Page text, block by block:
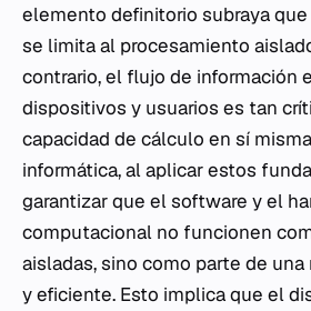
elemento definitorio subraya
se limita al procesamiento
contrario, el flujo de información
dispositivos y usuarios es tan
capacidad de cálculo en sí
informática, al aplicar estos
garantizar que el software y el
computacional no funcionen
aisladas, sino como parte de
y eficiente. Esto implica que el